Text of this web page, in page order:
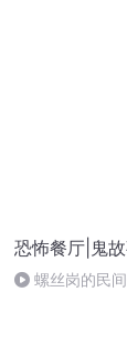
恐怖餐厅|鬼
螺丝岗的民